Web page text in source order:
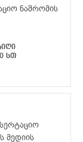
ნაშრომის
სთ
მედიის